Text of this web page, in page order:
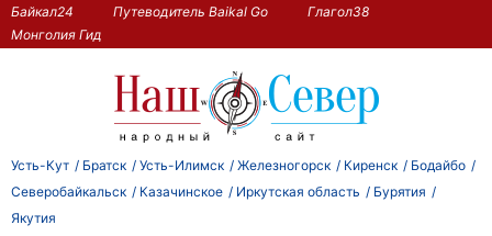
Байкал24 Путеводитель Baikal Go
Глагол38
Монголия Гид
Усть-Кут Братск Усть-Илимск Железногорск Киренск
Бодайбо
Северобайкальск
Казачинское Иркутская область
Бурятия
Якутия